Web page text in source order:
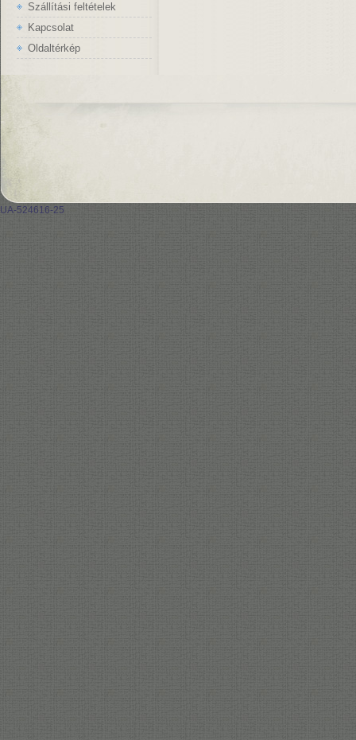
Szállítási feltételek
Kapcsolat
Oldaltérkép
UA-524616-25